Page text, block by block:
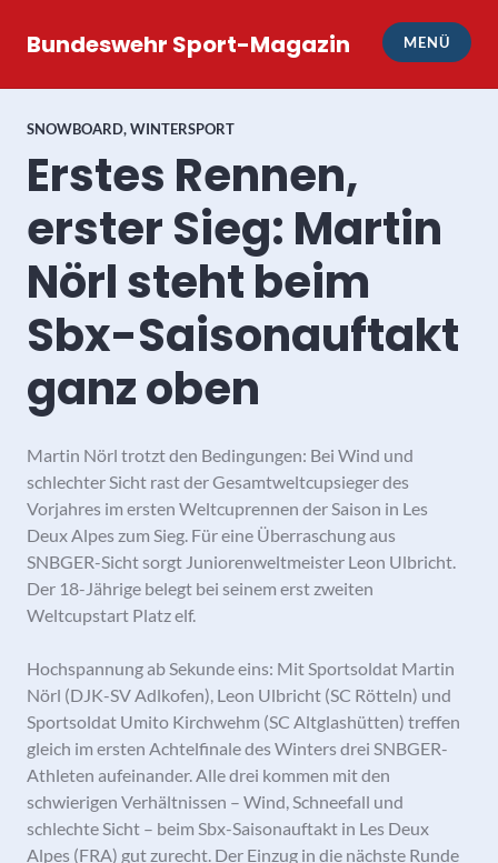
InhaltBundeswehr Sport-Magazin MENÜ
SNOWBOARD,WINTERSPORT
Erstes Rennen,
erster Sieg: Martin
Nörl steht beim
Sbx-Saisonauftakt
ganz oben
Martin Nörl trotzt den Bedingungen: Bei Wind und
schlechter Sicht rast der Gesamtweltcupsieger des
Vorjahres im ersten Weltcuprennen der Saison in Les
Deux Alpes zum Sieg. Für eine Überraschung aus
SNBGER-Sicht sorgt Juniorenweltmeister Leon Ulbricht.
Der 18-Jährige belegt bei seinem erst zweiten
Weltcupstart Platz elf.
Hochspannung ab Sekunde eins: Mit Sportsoldat Martin
Nörl (DJK-SV Adlkofen), Leon Ulbricht (SC Rötteln) und
Sportsoldat Umito Kirchwehm (SC Altglashütten) treffen
gleich im ersten Achtelfinale des Winters drei SNBGER-
Athleten aufeinander. Alle drei kommen mit den
schwierigen Verhältnissen – Wind, Schneefall und
schlechte Sicht – beim Sbx-Saisonauftakt in Les Deux
Alpes (FRA) gut zurecht. Der Einzug in die nächste Runde